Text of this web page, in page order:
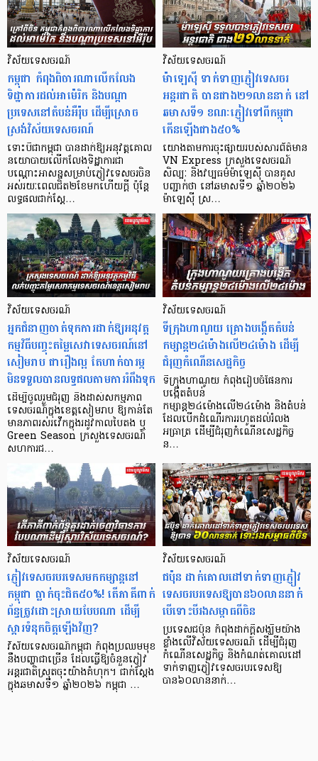
វិស័យទេសចរណ៍
កម្ពុជា កំពុងពិចារណាលើកលែង
ទិដ្ឋាការដល់អាម៉េរិក និងបណ្តា
ប្រទេសនៅតំបន់អឺរ៉ុប ដើម្បីស្រោច
ស្រង់វិស័យទេសចរណ៍
ទោះបីជាកម្ពុជា បានដាក់ឱ្យអនុវត្តគោល
នយោបាយលើកលែងទិដ្ឋាការជា
បណ្ដោះអាសន្នសម្រាប់ភ្ញៀវទេសចរចិន
អស់រយៈពេលជិត២ខែមកហើយក្ដី ប៉ុន្តែ
លទ្ធផលជាក់ស្ដែ…
វិស័យទេសចរណ៍
ម៉ាឡេស៊ី ទាក់ទាញភ្ញៀវទេសចរ
អន្តរជាតិ បានជាង២១លាននាក់ នៅ
ឆមាសទី១ ខណៈភ្ញៀវទៅពីកម្ពុជា
កើនឡើងជាង៥០%
យោងតាមការចុះផ្សាយរបស់សារព័ត៌មាន
VN Express ក្រសួងទេសចរណ៍
សិល្បៈ និងវប្បធម៌ម៉ាឡេស៊ី បានគូស
បញ្ជាក់ថា នៅឆមាសទី១ ឆ្នាំ២០២៦
ម៉ាឡេស៊ី ស្រ…
វិស័យទេសចរណ៍
​អ្នកជំនាញចាត់ទុកការដាក់ឱ្យអនុវត្ត
កម្មវិធីបញ្ចុះតម្លៃសេវាទេសចរណ៍នៅ
សៀមរាប ជារឿងល្អ តែហាក់បារម្ភ
មិនទទួលបានលទ្ធផលតាមការរំពឹងទុក
ដើម្បីចូលរួមជំរុញ និងដាស់សកម្មភាព
ទេសចរណ៍ក្នុងខេត្តសៀមរាប ឱ្យកាន់តែ
មានភាពរស់រវើកក្នុងរដូវកាលបៃតង ឬ
Green Season ក្រសួងទេសចរណ៍
សហការជ…
វិស័យទេសចរណ៍
ទីក្រុងហាណូយ គ្រោងបង្កើតតំបន់
កម្សាន្ត២៤ម៉ោងលើ២៤ម៉ោង ដើម្បី
ជំរុញកំណើនសេដ្ឋកិច្ច
ទីក្រុងហាណូយ កំពុងរៀបចំផែនការ
បង្កើតតំបន់
កម្សាន្ត២៤ម៉ោងលើ២៤ម៉ោង និងតំបន់
ដែលបើកដំណើរការរហូតដល់រំលង
អធ្រាត្រ ដើម្បីជំរុញកំណើនសេដ្ឋកិច្ច
ន…
វិស័យទេសចរណ៍
ភ្ញៀវទេសចរបរទេសមកកម្សាន្តនៅ
កម្ពុជា ធ្លាក់ចុះជិត៥០%! តើភាគីពាក់
ព័ន្ធត្រូវដោះស្រាយបែបណា ដើម្បី
ស្តារទំនុកចិត្តឡើងវិញ?
វិស័យទេសចរណ៍កម្ពុជា កំពុងប្រឈមមុខ
នឹងបញ្ហាជាច្រើន ដែលធ្វើឱ្យចំនួនភ្ញៀវ
អន្តរជាតិស្រុតចុះយ៉ាងគំហុក។ ជាក់ស្តែង
ក្នុងឆមាសទី១ ឆ្នាំ២០២៦ កម្ពុជា …
វិស័យទេសចរណ៍
ជប៉ុន ដាក់​គោលដៅទាក់ទាញភ្ញៀវ
ទេសចរបរទេសឱ្យបាន៦០លាននាក់
បើទោះបីរងសម្ពាធពីចិន
ប្រទេសជប៉ុន កំពុងដាក់ក្តីសង្ឃឹមយ៉ាង
ខ្លាំងលើវិស័យទេសចរណ៍ ដើម្បីជំរុញ
កំណើនសេដ្ឋកិច្ច និងកំណត់គោលដៅ
ទាក់ទាញភ្ញៀវទេសចរបរទេសឱ្យ
បាន៦០លាននាក់…